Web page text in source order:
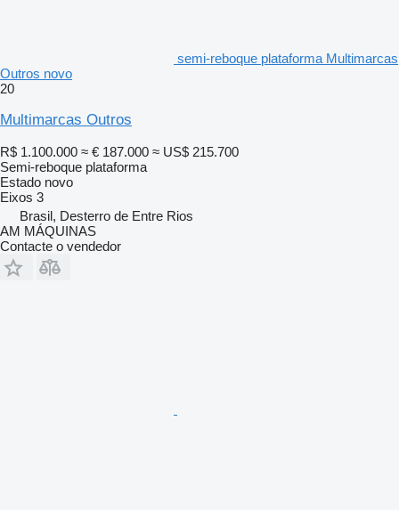
semi-reboque plataforma Multimarcas
Outros novo
20
Multimarcas Outros
R$ 1.100.000 ≈ € 187.000 ≈ US$ 215.700
Semi-reboque plataforma
Estado novo
Eixos 3
Brasil, Desterro de Entre Rios
AM MÁQUINAS
Contacte o vendedor